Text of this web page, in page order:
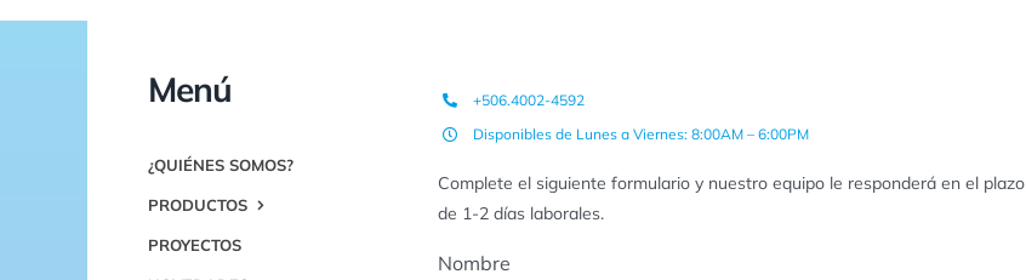
Menú
¿QUIÉNES SOMOS?
PRODUCTOS
PROYECTOS
+506.4002-4592
Disponibles de Lunes a Viernes: 8:00AM – 6:00PM
Complete el siguiente formulario y nuestro equipo le responderá en el plazo
de 1-2 días laborales.
Nombre